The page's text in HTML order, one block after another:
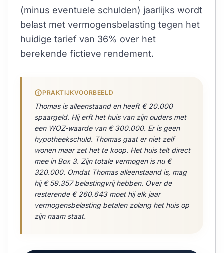
(minus eventuele schulden) jaarlijks wordt
belast met vermogensbelasting tegen het
huidige tarief van 36% over het
berekende fictieve rendement.
PRAKTIJKVOORBEELD
Thomas is alleenstaand en heeft € 20.000
spaargeld. Hij erft het huis van zijn ouders met
een WOZ-waarde van € 300.000. Er is geen
hypotheekschuld. Thomas gaat er niet zelf
wonen maar zet het te koop. Het huis telt direct
mee in Box 3. Zijn totale vermogen is nu €
320.000. Omdat Thomas alleenstaand is, mag
hij € 59.357 belastingvrij hebben. Over de
resterende € 260.643 moet hij elk jaar
vermogensbelasting betalen zolang het huis op
zijn naam staat.